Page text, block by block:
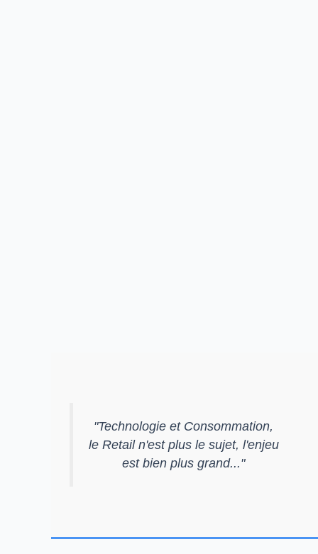
"Technologie et Consommation,
le Retail n'est plus le sujet, l'enjeu
est bien plus grand..."